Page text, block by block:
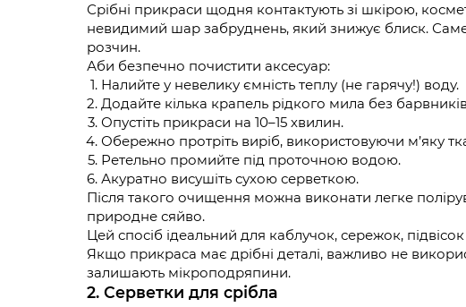
Срібні прикраси щодня контактують зі шкірою,
невидимий шар забруднень, який знижує блиск.
розчин.
Аби безпечно почистити аксесуар:
Налийте у невелику ємність теплу (не гарячу!) воду.
Додайте кілька крапель рідкого мила без
Опустіть прикраси на 10–15 хвилин.
Обережно протріть виріб, використовуючи м’яку
Ретельно промийте під проточною водою.
Акуратно висушіть сухою серветкою.
Після такого очищення можна виконати легке
природне сяйво.
Цей спосіб ідеальний для каблучок, сережок,
Якщо прикраса має дрібні деталі, важливо не
залишають мікроподряпини.
2. Серветки для срібла